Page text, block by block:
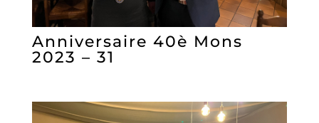
Anniversaire 40è Mons
2023 – 31